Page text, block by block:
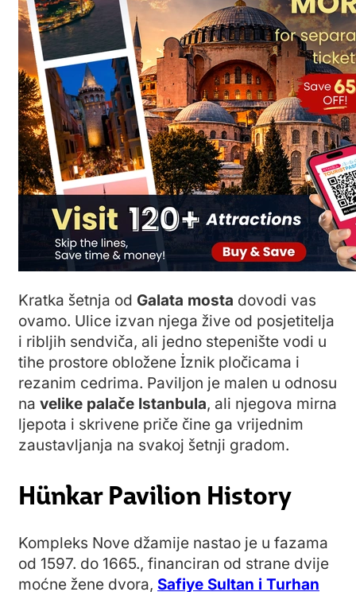
Kratka šetnja od Galata mosta dovodi vas
ovamo. Ulice izvan njega žive od posjetitelja
i ribljih sendviča, ali jedno stepenište vodi u
tihe prostore obložene İznik pločicama i
rezanim cedrima. Paviljon je malen u odnosu
na velike palače Istanbula, ali njegova mirna
ljepota i skrivene priče čine ga vrijednim
zaustavljanja na svakoj šetnji gradom.
Hünkar Pavilion History
Kompleks Nove džamije nastao je u fazama
od 1597. do 1665., financiran od strane dvije
moćne žene dvora, Safiye Sultan i Turhan